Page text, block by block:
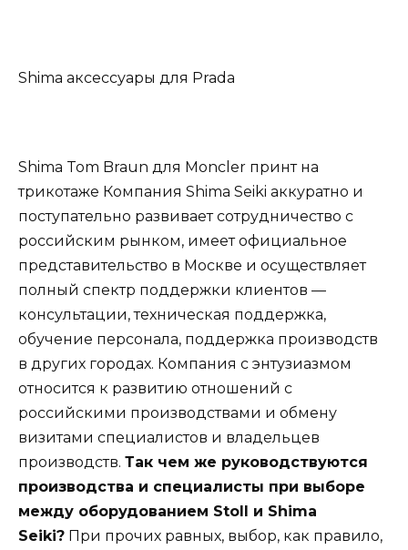
Shima аксессуары для Prada
Shima Tom Braun для Moncler принт на
трикотаже Компания Shima Seiki аккуратно и
поступательно развивает сотрудничество с
российским рынком, имеет официальное
представительство в Москве и осуществляет
полный спектр поддержки клиентов —
консультации, техническая поддержка,
обучение персонала, поддержка производств
в других городах. Компания с энтузиазмом
относится к развитию отношений с
российскими производствами и обмену
визитами специалистов и владельцев
производств. Так чем же руководствуются
производства и специалисты при выборе
между оборудованием Stoll и Shima
Seiki? При прочих равных, выбор, как правило,